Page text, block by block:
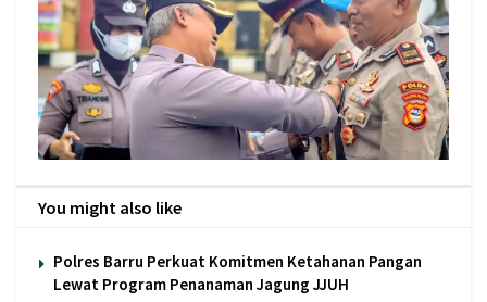
You might also like
Polres Barru Perkuat Komitmen Ketahanan Pangan
Lewat Program Penanaman Jagung JJUH